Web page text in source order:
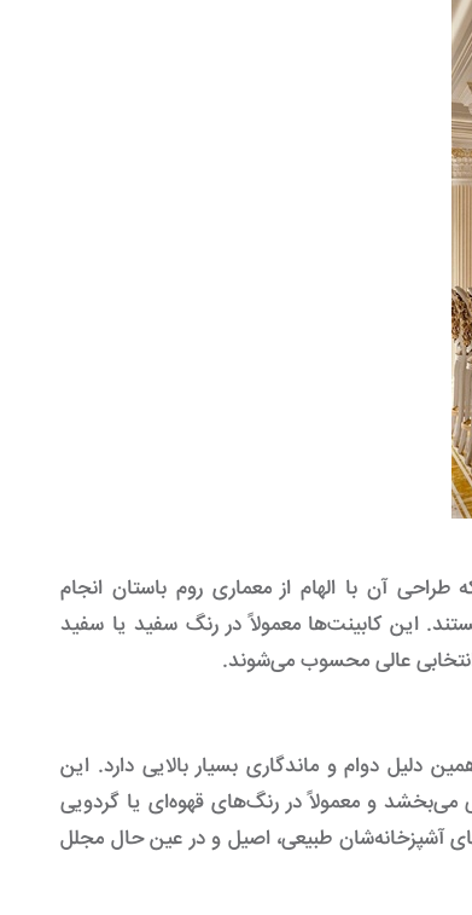
آن با الهام از معماری روم باستان انجام
این کابینت‌ها معمولاً در رنگ سفید یا سفید
عالی محسوب می‌شوند.
دلیل دوام و ماندگاری بسیار بالایی دارد. این
می‌بخشد و معمولاً در رنگ‌های قهوه‌ای یا گردویی
آشپزخانه‌شان طبیعی، اصیل و در عین حال مجلل